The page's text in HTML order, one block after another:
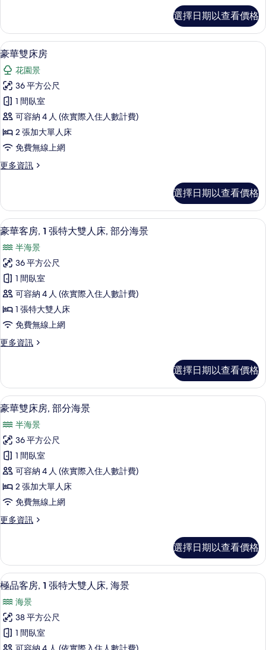
相
片
客
房
(King)
詳
情
選擇日期以查看價格
顯
示
豪
華
雙
床
房
的
所
相
片
6
豪華雙床房
花園景
36 平方公尺
1 間臥室
可容納 4 人 (依實際入住人數計費)
2 張加大單人床
免費無線上網
更多資訊
更
雙
床
房
詳
情
選擇日期以查看價格
顯
示
豪
華
客
房,
1
張
特
雙
人
床,
部
分
海
景
的
所
有
豪華客房, 1 張特大雙人床, 部分海景 |
5
豪華客房, 1 張特大雙人床, 部分海景
半海景
36 平方公尺
1 間臥室
可容納 4 人 (依實際入住人數計費)
1 張特大雙人床
免費無線上網
更多資訊
更
客
房,
1
特
大
雙
人
床,
部
分
海
的
選擇日期以查看價格
顯
示
豪
華
雙
床
房,
部
分
景
的
所
有
相
片
5
豪華雙床房, 部分海景
半海景
36 平方公尺
1 間臥室
可容納 4 人 (依實際入住人數計費)
2 張加大單人床
免費無線上網
更多資訊
更
雙
床
房,
分
海
景
的
詳
選擇日期以查看價格
顯
示
極
品
客
極品客房, 1 張特大雙人床, 海景 | 海灘/
5
極品客房, 1 張特大雙人床, 海景
海景
38 平方公尺
1 間臥室